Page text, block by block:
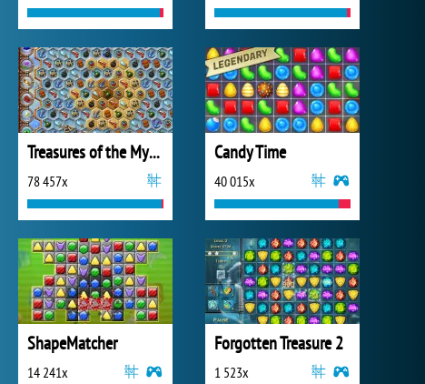
Treasures of the Mystic Sea
78 457x
Candy Time
40 015x
ShapeMatcher
14 241x
Forgotten Treasure 2
1 523x